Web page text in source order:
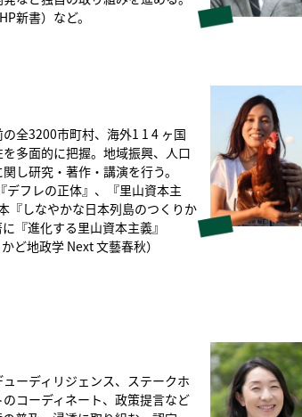
新書）など。
全3200市町村、海外1 1 4 ヶ国
多面的に把握。地域振興、人口
し研究・著作・講演を行う。
フレの正体』、『里山資本主
『しなやかな日本列島のつくりか
『進化する里山資本主義』
ど地政学 Next 文藝春秋）
ーディリジェンス、ステークホ
コーディネート、政策提言など